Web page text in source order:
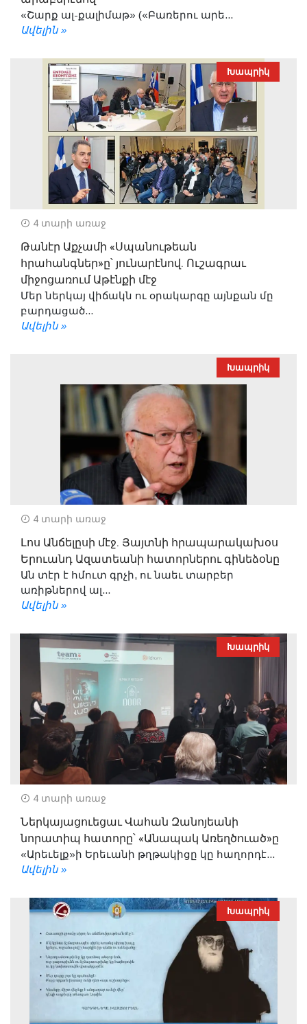
«Շարք ալ-քալիմաթ» («Բառերու արե...
Ավելին »
Խապրիկ
4 տարի առաջ
Թանէր Աքչամի «Սպանութեան
հրահանգներ»ը՝ յունարէնով. Ուշագրաւ
միջոցառում Աթէնքի մէջ
Մեր ներկայ վիճակն ու օրակարգը այնքան մը
բարդացած...
Ավելին »
Խապրիկ
4 տարի առաջ
Լոս Անճելըսի մէջ. Յայտնի հրապարակախօս
Երուանդ Ազատեանի հատորներու գինեձօնը
Ան տէր է հմուտ գրչի, ու նաեւ տարբեր
առիթներով ալ...
Ավելին »
Խապրիկ
4 տարի առաջ
Ներկայացուեցաւ Վահան Զանոյեանի
նորատիպ հատորը՝ «Անապակ Առեղծուած»ը
«Արեւելք»ի Երեւանի թղթակիցը կը հաղորդէ...
Ավելին »
Խապրիկ